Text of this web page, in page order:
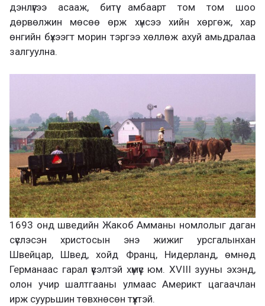
дэнлүүгээ асааж, битүү амбаарт том том шоо
дөрвөлжин мөсөө өрж хүнсээ хийн хөргөж, хар
өнгийн бүхээгт морин тэргээ хөллөж ахуй амьдралаа
залгуулна.
1693 онд шведийн Жакоб Амманы номлолыг даган
сүслэсэн христосын энэ жижиг урсгалынхан
Швейцар, Швед, хойд Франц, Нидерланд, өмнөд
Германаас гарал үүсэлтэй хүмүүс юм. XVIII зууны эхэнд,
олон учир шалтгааны улмаас Америкт цагаачлан
ирж суурьшин төвхнөсөн түүхтэй.